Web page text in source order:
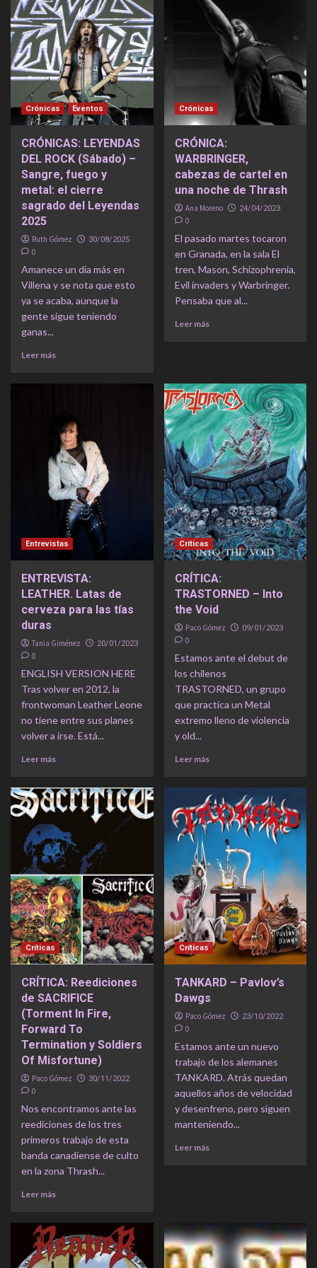
Crónicas Eventos
CRÓNICAS: LEYENDAS
DEL ROCK (Sábado) –
Sangre, fuego y
metal: el cierre
sagrado del Leyendas
2025
Ruth Gómez 30/08/2025
0
Amanece un día más en
Villena y se nota que esto
ya se acaba, aunque la
gente sigue teniendo
ganas...
Leer más
Crónicas
CRÓNICA:
WARBRINGER,
cabezas de cartel en
una noche de Thrash
Ana Moreno 24/04/2023
0
El pasado martes tocaron
en Granada, en la sala El
tren, Mason, Schizophrenia,
Evil invaders y Warbringer.
Pensaba que al...
Leer más
Entrevistas
ENTREVISTA:
LEATHER. Latas de
cerveza para las tías
duras
Tania Giménez 20/01/2023
0
ENGLISH VERSION HERE
Tras volver en 2012, la
frontwoman Leather Leone
no tiene entre sus planes
volver a irse. Está...
Leer más
Críticas
CRÍTICA:
TRASTORNED – Into
the Void
Paco Gómez 09/01/2023
0
Estamos ante el debut de
los chilenos
TRASTORNED, un grupo
que practica un Metal
extremo lleno de violencia
y old...
Leer más
Críticas
CRÍTICA: Reediciones
de SACRIFICE
(Torment In Fire,
Forward To
Termination y Soldiers
Of Misfortune)
Paco Gómez 30/11/2022
0
Nos encontramos ante las
reediciones de los tres
primeros trabajo de esta
banda canadiense de culto
en la zona Thrash...
Leer más
Críticas
TANKARD – Pavlov’s
Dawgs
Paco Gómez 23/10/2022
0
Estamos ante un nuevo
trabajo de los alemanes
TANKARD. Atrás quedan
aquellos años de velocidad
y desenfreno, pero siguen
manteniendo...
Leer más